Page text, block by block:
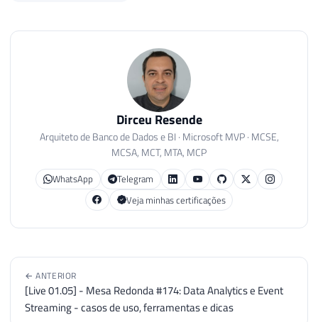
Dirceu Resende
Arquiteto de Banco de Dados e BI · Microsoft MVP · MCSE,
MCSA, MCT, MTA, MCP
WhatsApp
Telegram
Veja minhas certificações
← ANTERIOR
[Live 01.05] - Mesa Redonda #174: Data Analytics e Event
Streaming - casos de uso, ferramentas e dicas